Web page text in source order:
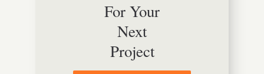
For Your
Next
Project